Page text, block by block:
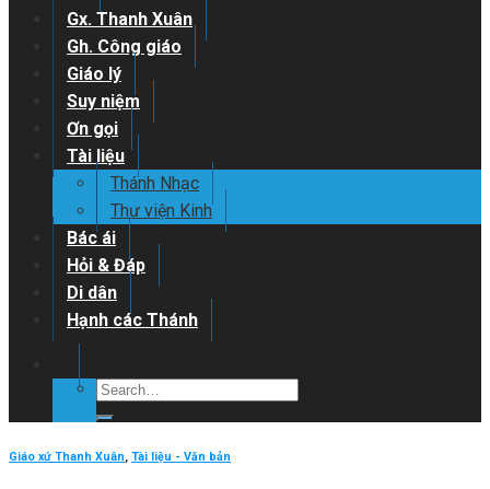
Gx. Thanh Xuân
Gh. Công giáo
Giáo lý
Suy niệm
Ơn gọi
Tài liệu
Thánh Nhạc
Thư viện Kinh
Bác ái
Hỏi & Đáp
Di dân
Hạnh các Thánh
Giáo xứ Thanh Xuân, Tài liệu - Văn bản